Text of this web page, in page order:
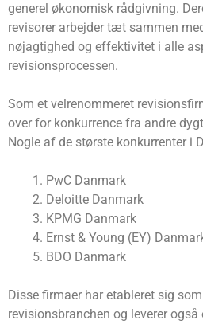
generel økonomisk rådgivning.
revisorer arbejder tæt sammen
nøjagtighed og effektivitet i alle
revisionsprocessen.
Som et velrenommeret
over for konkurrence fra andre
Nogle af de største konkurrenter i
PwC Danmark
Deloitte Danmark
KPMG Danmark
Ernst & Young (EY)
BDO Danmark
Disse firmaer har etableret sig
revisionsbranchen og leverer